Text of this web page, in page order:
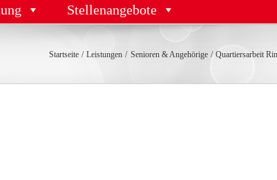
Stellenangebote
Startseite Leistungen Senioren & Angehörige Quartiersarbeit